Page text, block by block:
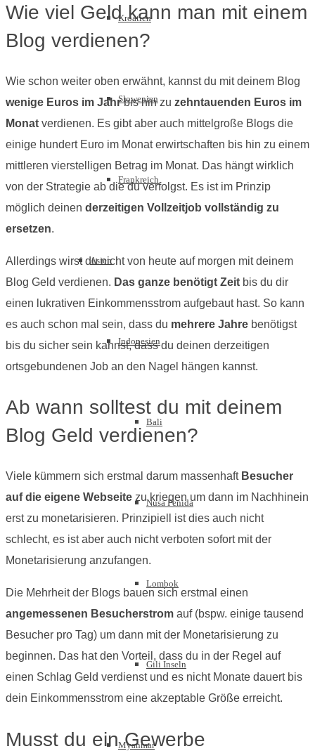
Kroatien
Slowenien
Frankreich
Asien
Indonesien
Bali
Nusa Penida
Lombok
Gili Inseln
Myanmar
Wie viel Geld kann man mit einem
Blog verdienen?
Wie schon weiter oben erwähnt, kannst du mit deinem Blog
wenige Euros im Jahrbis hin zu zehntauenden Euros im
Monat verdienen. Es gibt aber auch mittelgroße Blogs die
einige hundert Euro im Monat erwirtschaften bis hin zu einem
mittleren vierstelligen Betrag im Monat. Das hängt wirklich
von der Strategie ab die du verfolgst. Es ist im Prinzip
möglich deinen derzeitigen Vollzeitjob vollständig zu
ersetzen.
Allerdings wirst du nicht von heute auf morgen mit deinem
Blog Geld verdienen. Das ganze benötigt Zeit bis du dir
einen lukrativen Einkommensstrom aufgebaut hast. So kann
es auch schon mal sein, dass du mehrere Jahre benötigst
bis du sicher sein kannst, dass du deinen derzeitigen
ortsgebundenen Job an den Nagel hängen kannst.
Ab wann solltest du mit deinem
Blog Geld verdienen?
Viele kümmern sich erstmal darum massenhaft Besucher
auf die eigene Webseite zu kriegen um dann im Nachhinein
erst zu monetarisieren. Prinzipiell ist dies auch nicht
schlecht, es ist aber auch nicht verboten sofort mit der
Monetarisierung anzufangen.
Die Mehrheit der Blogs bauen sich erstmal einen
angemessenen Besucherstrom auf (bspw. einige tausend
Besucher pro Tag) um dann mit der Monetarisierung zu
beginnen. Das hat den Vorteil, dass du in der Regel auf
einen Schlag Geld verdienst und es nicht Monate dauert bis
dein Einkommensstrom eine akzeptable Größe erreicht.
Musst du ein Gewerbe